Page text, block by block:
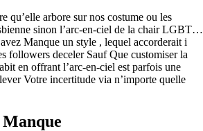
qu’elle arbore sur nos costume ou les
sinon l’arc-en-ciel de la chair LGBT…
Manque un style , lequel accorderait i
followers deceler Sauf Que customiser la
en offrant l’arc-en-ciel est parfois une
Votre incertitude via n’importe quelle